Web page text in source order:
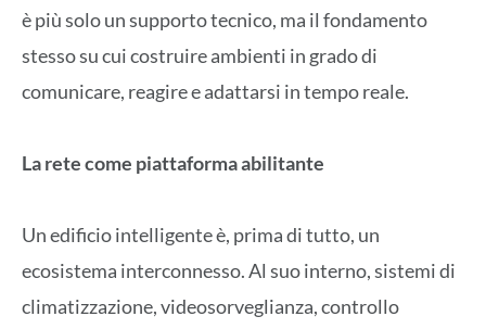
è più solo un supporto tecnico, ma il fondamento
stesso su cui costruire ambienti in grado di
comunicare, reagire e adattarsi in tempo reale.
La rete come piattaforma abilitante
Un edificio intelligente è, prima di tutto, un
ecosistema interconnesso. Al suo interno, sistemi di
climatizzazione, videosorveglianza, controllo